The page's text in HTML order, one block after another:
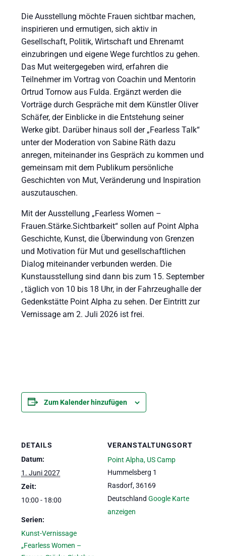
Die Ausstellung möchte Frauen sichtbar machen,
inspirieren und ermutigen, sich aktiv in
Gesellschaft, Politik, Wirtschaft und Ehrenamt
einzubringen und eigene Wege furchtlos zu gehen.
Das Mut weitergegeben wird, erfahren die
Teilnehmer im Vortrag von Coachin und Mentorin
Ortrud Tornow aus Fulda. Ergänzt werden die
Vorträge durch Gespräche mit dem Künstler Oliver
Schäfer, der Einblicke in die Entstehung seiner
Werke gibt. Darüber hinaus soll der „Fearless Talk“
unter der Moderation von Sabine Räth dazu
anregen, miteinander ins Gespräch zu kommen und
gemeinsam mit dem Publikum persönliche
Geschichten von Mut, Veränderung und Inspiration
auszutauschen.
Mit der Ausstellung „Fearless Women –
Frauen.Stärke.Sichtbarkeit“ sollen auf Point Alpha
Geschichte, Kunst, die Überwindung von Grenzen
und Motivation für Mut und gesellschaftlichen
Dialog miteinander verbunden werden. Die
Kunstausstellung sind dann bis zum 15. September
, täglich von 10 bis 18 Uhr, in der Fahrzeughalle der
Gedenkstätte Point Alpha zu sehen. Der Eintritt zur
Vernissage am 2. Juli 2026 ist frei.
Zum Kalender hinzufügen
DETAILS
Datum:
1. Juni 2027
Zeit:
10:00 - 18:00
Serien:
Kunst-Vernissage
„Fearless Women –
VERANSTALTUNGSORT
Point Alpha, US Camp
Hummelsberg 1
Rasdorf, 36169
Deutschland Google Karte
anzeigen